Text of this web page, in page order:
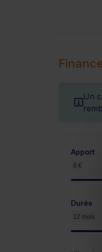
Un
Apport
0 €
Durée
12 mois